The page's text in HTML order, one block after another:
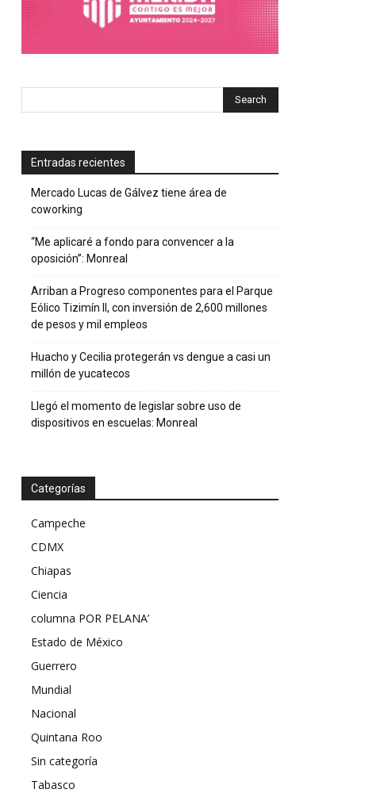
Entradas recientes
Mercado Lucas de Gálvez tiene área de
coworking
“Me aplicaré a fondo para convencer a la
oposición”: Monreal
Arriban a Progreso componentes para el Parque
Eólico Tizimín II, con inversión de 2,600 millones
de pesos y mil empleos
Huacho y Cecilia protegerán vs dengue a casi un
millón de yucatecos
Llegó el momento de legislar sobre uso de
dispositivos en escuelas: Monreal
Categorías
Campeche
CDMX
Chiapas
Ciencia
columna POR PELANA’
Estado de México
Guerrero
Mundial
Nacional
Quintana Roo
Sin categoría
Tabasco